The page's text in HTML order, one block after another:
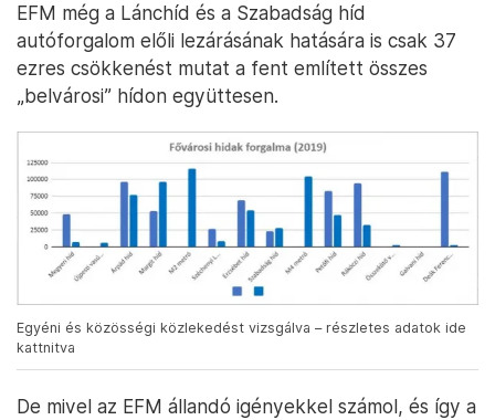
EFM még a Lánchíd és a Szabadság híd
autóforgalom előli lezárásának hatására is csak 37
ezres csökkenést mutat a fent említett összes
„belvárosi” hídon együttesen.
Egyéni és közösségi közlekedést vizsgálva – részletes adatok ide
kattnitva
De mivel az EFM állandó igényekkel számol, és így a